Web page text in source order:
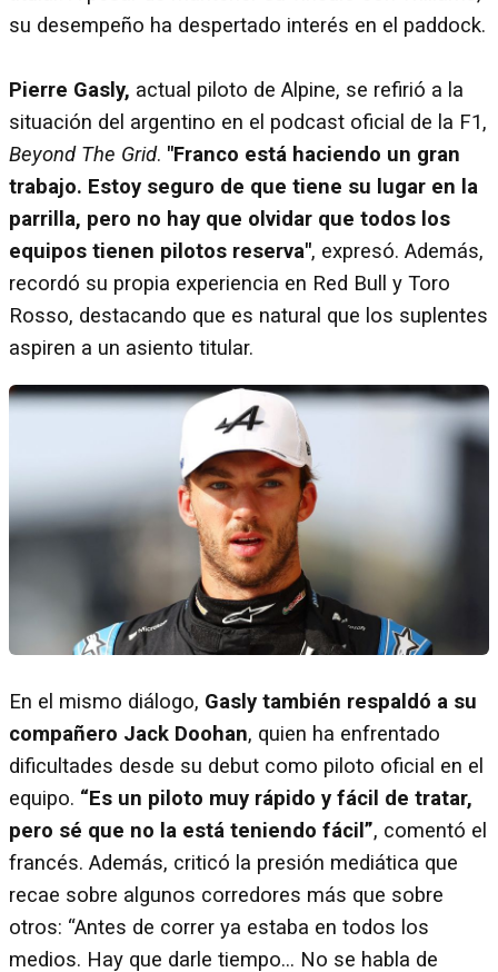
su desempeño ha despertado interés en el paddock.
Pierre Gasly, actual piloto de Alpine, se refirió a la
situación del argentino en el podcast oficial de la F1,
Beyond The Grid. "Franco está haciendo un gran
trabajo. Estoy seguro de que tiene su lugar en la
parrilla, pero no hay que olvidar que todos los
equipos tienen pilotos reserva", expresó. Además,
recordó su propia experiencia en Red Bull y Toro
Rosso, destacando que es natural que los suplentes
aspiren a un asiento titular.
En el mismo diálogo, Gasly también respaldó a su
compañero Jack Doohan, quien ha enfrentado
dificultades desde su debut como piloto oficial en el
equipo. “Es un piloto muy rápido y fácil de tratar,
pero sé que no la está teniendo fácil”, comentó el
francés. Además, criticó la presión mediática que
recae sobre algunos corredores más que sobre
otros: “Antes de correr ya estaba en todos los
medios. Hay que darle tiempo… No se habla de